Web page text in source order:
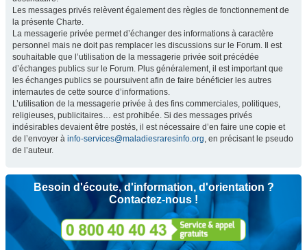
Les messages privés relèvent également des règles de fonctionnement de
la présente Charte.
La messagerie privée permet d’échanger des informations à caractère
personnel mais ne doit pas remplacer les discussions sur le Forum. Il est
souhaitable que l’utilisation de la messagerie privée soit précédée
d’échanges publics sur le Forum. Plus généralement, il est important que
les échanges publics se poursuivent afin de faire bénéficier les autres
internautes de cette source d’informations.
L’utilisation de la messagerie privée à des fins commerciales, politiques,
religieuses, publicitaires… est prohibée. Si des messages privés
indésirables devaient être postés, il est nécessaire d’en faire une copie et
de l’envoyer à info-services@maladiesraresinfo.org, en précisant le pseudo
de l’auteur.
Besoin d'écoute, d'information, d'orientation ?
Contactez-nous !